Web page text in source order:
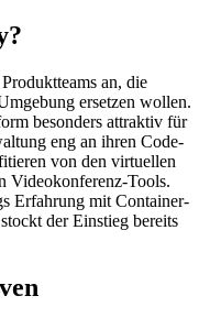
an, die
ersetzen wollen.
besonders attraktiv für
eng an ihren Code-
von den virtuellen
Videokonferenz-Tools.
Erfahrung mit Container-
der Einstieg bereits